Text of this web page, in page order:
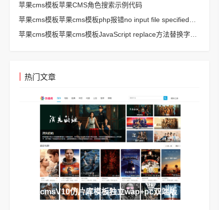
苹果cms模板苹果CMS角色搜索示例代码
苹果cms模板苹果cms模板php报错no input file specified解决方法
苹果cms模板苹果cms模板JavaScript replace方法替换字符串空格方法
热门文章
苹果cmsV10仿片库模板独立wap+pc双端版